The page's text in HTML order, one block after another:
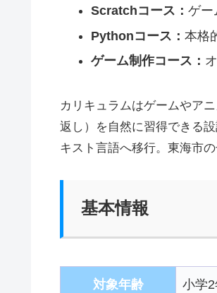
Scratchコース： ゲー
Pythonコース： 本格
ゲーム制作コース：
カリキュラムはゲームやア
返し）を自然に習得できる
キスト言語へ移行。東海市
基本情報
対象年齢 小学